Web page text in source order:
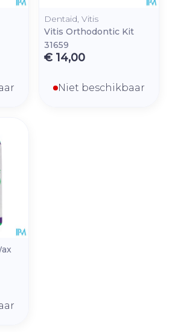
Dentaid, Vitis
Vitis Orthodontic Kit
31659
€ 14,00
Niet beschikbaar